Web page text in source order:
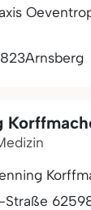
Arnsberg
62